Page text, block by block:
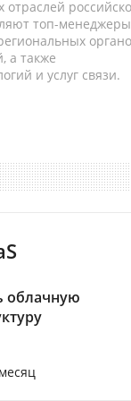
топ-
а также
и услуг связи.
облачную